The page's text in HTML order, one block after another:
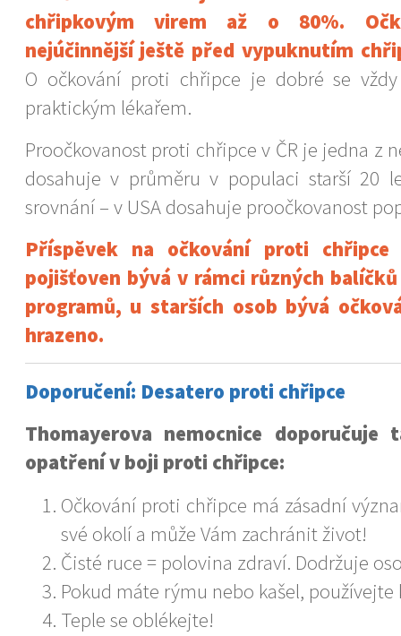
chřipkovým virem až o 80%.
nejúčinnější ještě před vypuknutím
O očkování proti chřipce je dobré se
praktickým lékařem.
Proočkovanost proti chřipce v ČR je jedna z
dosahuje v průměru v populaci starší 20
srovnání – v USA dosahuje proočkovanost
Příspěvek na očkování proti chřipce
pojišťoven bývá v rámci různých
programů, u starších osob bývá
hrazeno.
Doporučení: Desatero proti chřipce
Thomayerova nemocnice doporučuje
opatření v boji proti chřipce:
Očkování proti chřipce má zásadní
své okolí a může Vám zachránit život!
Čisté ruce = polovina zdraví. Dodržuje
Pokud máte rýmu nebo kašel, používejte
Teple se oblékejte!